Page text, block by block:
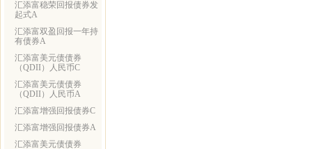
汇添富稳荣回报债券发
起式A
汇添富双盈回报一年持
有债券A
汇添富美元债债券
（QDII）人民币C
汇添富美元债债券
（QDII）人民币A
汇添富增强回报债券C
汇添富增强回报债券A
汇添富美元债债券